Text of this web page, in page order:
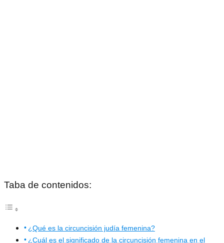
Taba de contenidos:
¿Qué es la circuncisión judía femenina?
¿Cuál es el significado de la circuncisión femenina en el